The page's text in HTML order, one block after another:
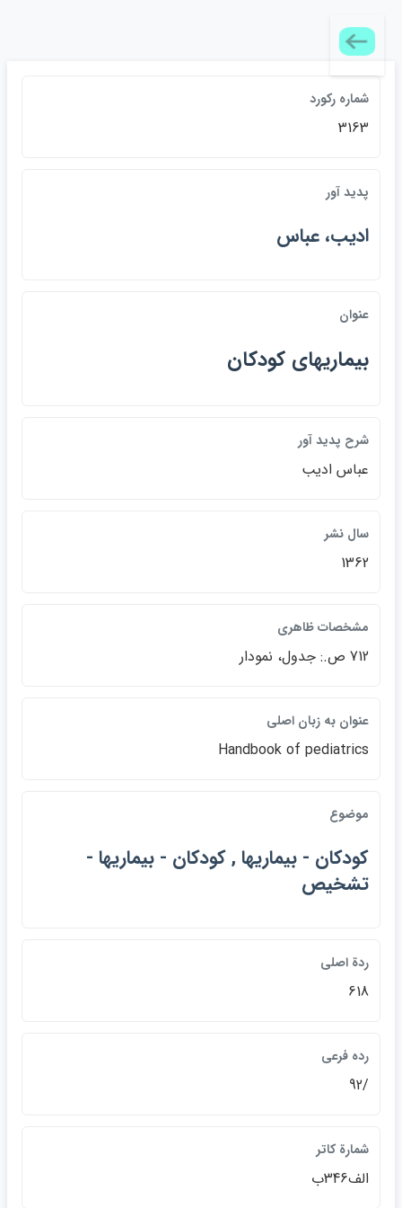
شماره ركورد
3163
پديد آور
اديب، عباس
عنوان
بيماريهاي كودكان
شرح پديد آور
عباس اديب
سال نشر
1362
مشخصات ظاهري
712 ص.: جدول، نمودار
عنوان به زبان اصلي
Handbook of pediatrics
موضوع
كودكان - بيماريها , كودكان - بيماريها -
تشخيص
ردة اصلي
618
رده فرعي
/92
شمارة كاتر
الف346ب